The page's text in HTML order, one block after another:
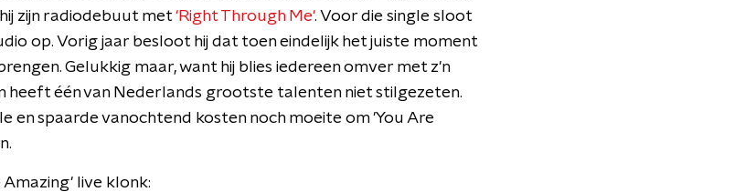
zijn radiodebuut met 'Right Through Me'. Voor die single sloot
op. Vorig jaar besloot hij dat toen eindelijk het juiste moment
Gelukkig maar, want hij blies iedereen omver met z'n
heeft één van Nederlands grootste talenten niet stilgezeten.
en spaarde vanochtend kosten noch moeite om 'You Are
Amazing' live klonk: